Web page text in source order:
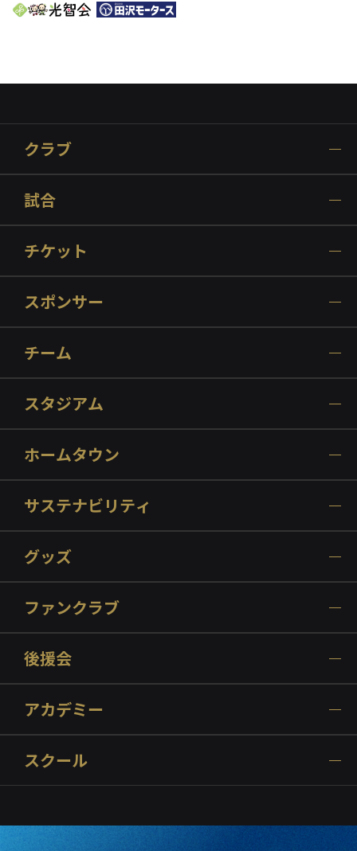
クラブ
試合
チケット
スポンサー
チーム
スタジアム
ホームタウン
サステナビリティ
グッズ
ファンクラブ
後援会
アカデミー
スクール